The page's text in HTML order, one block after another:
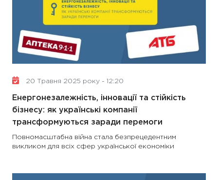
20 Травня 2025 року - 12:20
Енергонезалежність, інновації та стійкість
бізнесу: як українські компанії
трансформуються заради перемоги
Повномасштабна війна стала безпрецедентним
викликом для всіх сфер української економіки